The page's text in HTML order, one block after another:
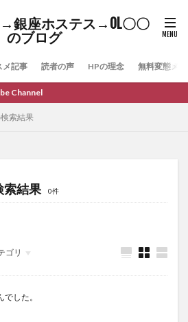
銀座ホステス→OL〇〇
のブログ
メ記事 読者の声 HPの理念 無料変態メ
索結果
索結果 0件
ゴリ
した。